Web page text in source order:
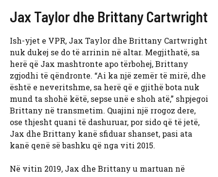
Jax Taylor dhe Brittany Cartwright
Ish-yjet e VPR, Jax Taylor dhe Brittany Cartwright
nuk dukej se do të arrinin në altar. Megjithatë, sa
herë që Jax mashtronte apo tërbohej, Brittany
zgjodhi të qëndronte. “Ai ka një zemër të mirë, dhe
është e neveritshme, sa herë që e gjithë bota nuk
mund ta shohë këtë, sepse unë e shoh atë,” shpjegoi
Brittany në transmetim. Quajini një rrogoz dere,
ose thjesht quani të dashuruar, por sido që të jetë,
Jax dhe Brittany kanë sfiduar shanset, pasi ata
kanë qenë së bashku që nga viti 2015.
Në vitin 2019, Jax dhe Brittany u martuan në